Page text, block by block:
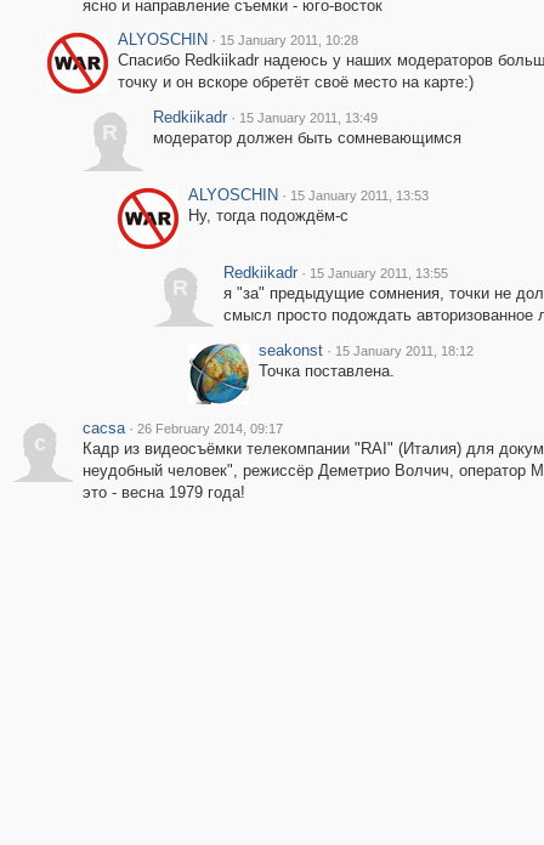
ясно и направление съемки - юго-восток
ALYOSCHIN · 15 January 2011, 10:28
Спасибо Redkiikadr надеюсь у наших модераторов
точку и он вскоре обретёт своё место на карте:)
R
Redkiikadr · 15 January 2011, 13:49
модератор должен быть сомневающимся
ALYOSCHIN · 15 January 2011, 13:53
Ну, тогда подождём-с
R
Redkiikadr · 15 January 2011, 13:55
я "за" предыдущие сомнения, точки не
смысл просто подождать
seakonst · 15 January 2011, 18:12
Точка поставлена.
c
cacsa · 26 February 2014, 09:17
Кадр из видеосъёмки телекомпании "RAI" (Италия) для
неудобный человек", режиссёр Деметрио Волчич, оператор
это - весна 1979 года!